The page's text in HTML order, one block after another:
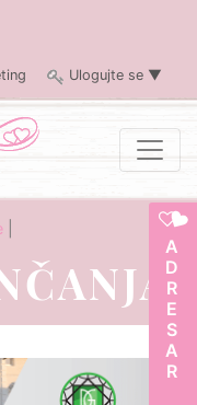
Ulogujte se ▼
ADRESAR